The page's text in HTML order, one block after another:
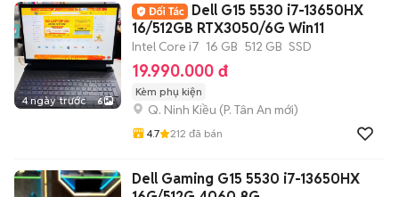
4 ngày trước 6
Dell G15 5530 i7-13650HX
16/512GB RTX3050/6G Win11
Intel Core i7 16 GB 512 GB SSD
19.990.000 đ
Kèm phụ kiện
Q. Ninh Kiều (P. Tân An mới)
4.7 212 đã bán
Dell Gaming G15 5530 i7-13650HX